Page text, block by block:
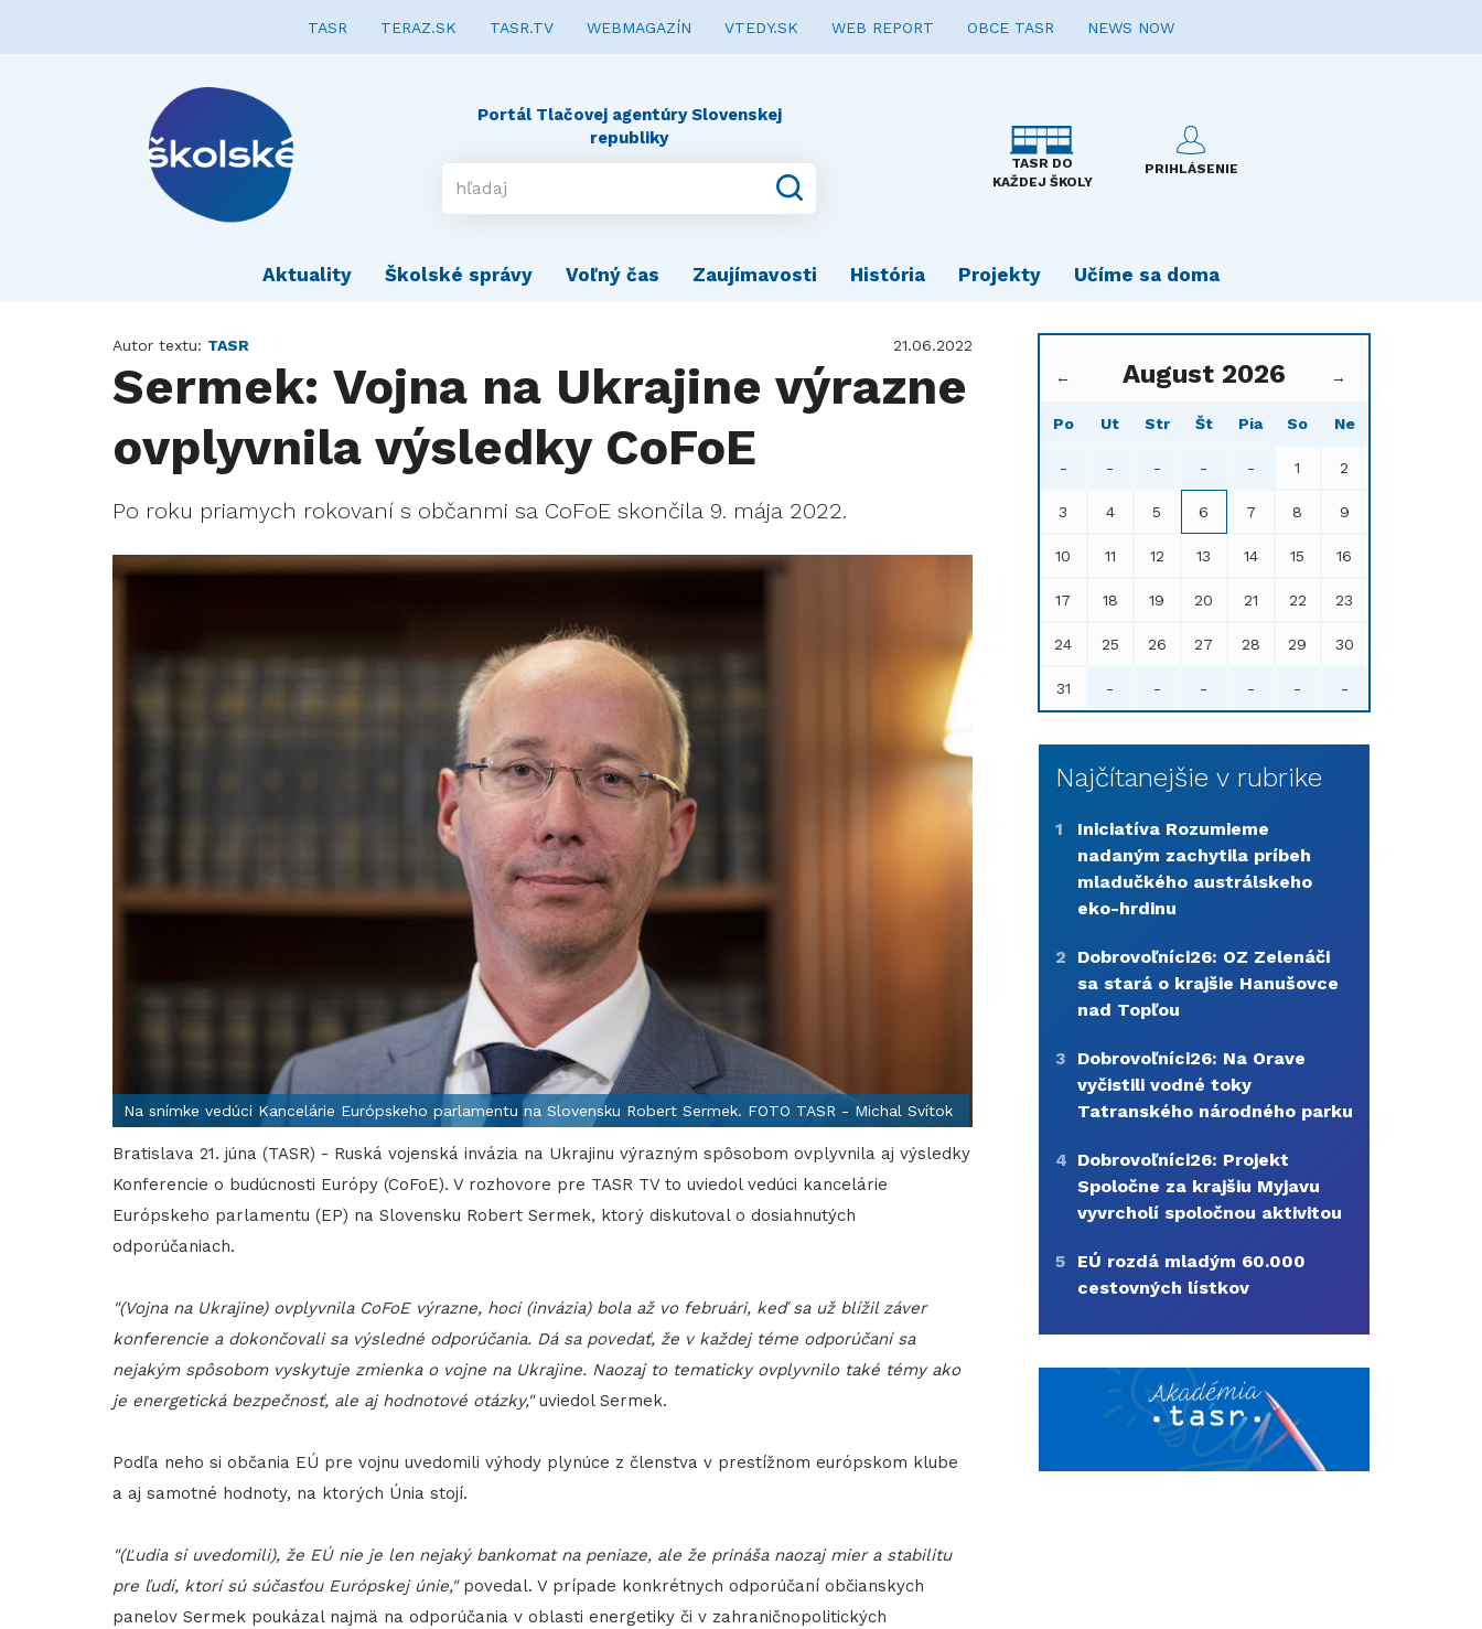
TASR TERAZ.SK TASR.TV WEBMAGAZÍN VTEDY.SK WEB REPORT OBCE TASR NEWS NOW
Portál Tlačovej agentúry Slovenskej
republiky
TASR DO
KAŽDEJ ŠKOLY
PRIHLÁSENIE
Aktuality Školské správy Voľný čas Zaujímavosti História Projekty Učíme sa doma
Autor textu: TASR 21.06.2022
Sermek: Vojna na Ukrajine výrazne
ovplyvnila výsledky CoFoE
Po roku priamych rokovaní s občanmi sa CoFoE skončila 9. mája 2022.
Na snímke vedúci Kancelárie Európskeho parlamentu na Slovensku Robert Sermek. FOTO TASR - Michal Svítok
Bratislava 21. júna (TASR) - Ruská vojenská invázia na Ukrajinu výrazným spôsobom ovplyvnila aj výsledky
Konferencie o budúcnosti Európy (CoFoE). V rozhovore pre TASR TV to uviedol vedúci kancelárie
Európskeho parlamentu (EP) na Slovensku Robert Sermek, ktorý diskutoval o dosiahnutých
odporúčaniach.
"(Vojna na Ukrajine) ovplyvnila CoFoE výrazne, hoci (invázia) bola až vo februári, keď sa už blížil záver
konferencie a dokončovali sa výsledné odporúčania. Dá sa povedať, že v každej téme odporúčaní sa
nejakým spôsobom vyskytuje zmienka o vojne na Ukrajine. Naozaj to tematicky ovplyvnilo také témy ako
je energetická bezpečnosť, ale aj hodnotové otázky,"uviedol Sermek.
Podľa neho si občania EÚ pre vojnu uvedomili výhody plynúce z členstva v prestížnom európskom klube
a aj samotné hodnoty, na ktorých Únia stojí.
"(Ľudia si uvedomili), že EÚ nie je len nejaký bankomat na peniaze, ale že prináša naozaj mier a stabilitu
pre ľudí, ktorí sú súčasťou Európskej únie,"povedal. V prípade konkrétnych odporúčaní občianskych
panelov Sermek poukázal najmä na odporúčania v oblasti energetiky či v zahraničnopolitických
← August 2026 →
Po Ut Str Št Pia So Ne
- - - - - 1 2
3 4 5 6 7 8 9
10 11 12 13 14 15 16
17 18 19 20 21 22 23
24 25 26 27 28 29 30
31 - - - - - -
Najčítanejšie v rubrike
1
Iniciatíva Rozumieme
nadaným zachytila príbeh
mladučkého austrálskeho
eko-hrdinu
2
Dobrovoľníci26: OZ Zelenáči
sa stará o krajšie Hanušovce
nad Topľou
3
Dobrovoľníci26: Na Orave
vyčistili vodné toky
Tatranského národného parku
4 Dobrovoľníci26: Projekt
Spoločne za krajšiu Myjavu
vyvrcholí spoločnou aktivitou
5
EÚ rozdá mladým 60.000
cestovných lístkov